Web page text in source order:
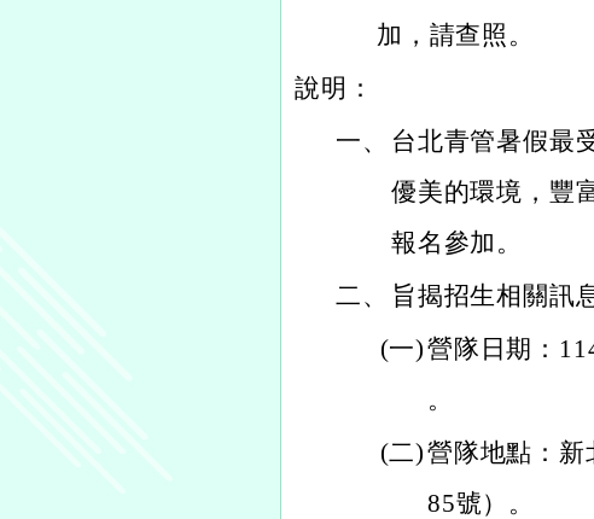
加，請查照。
說明：
一、
台北青管暑假最
優美的環境，豐
報名參加。
二、
旨揭招生相關訊
(一)營隊日期：
。
(二)營隊地點：新
85號）。